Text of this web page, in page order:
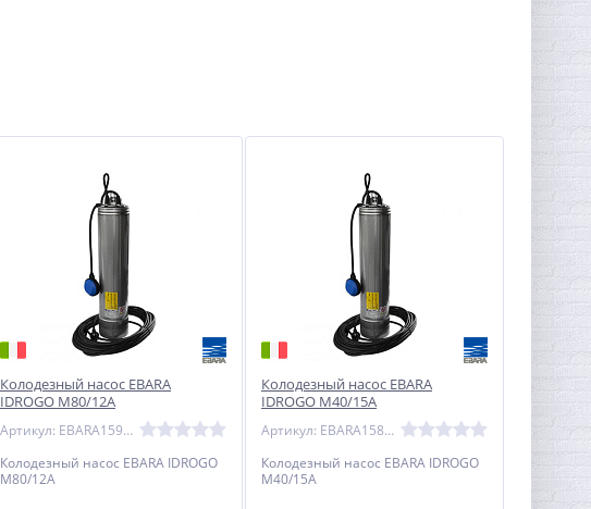
Колодезный насос EBARA
IDROGO М80/12A
Артикул: EBARA1592061221
Колодезный насос EBARA IDROGO
М80/12A
Колодезный насос EBARA
IDROGO М40/15A
Артикул: EBARA1582071221
Колодезный насос EBARA IDROGO
М40/15A